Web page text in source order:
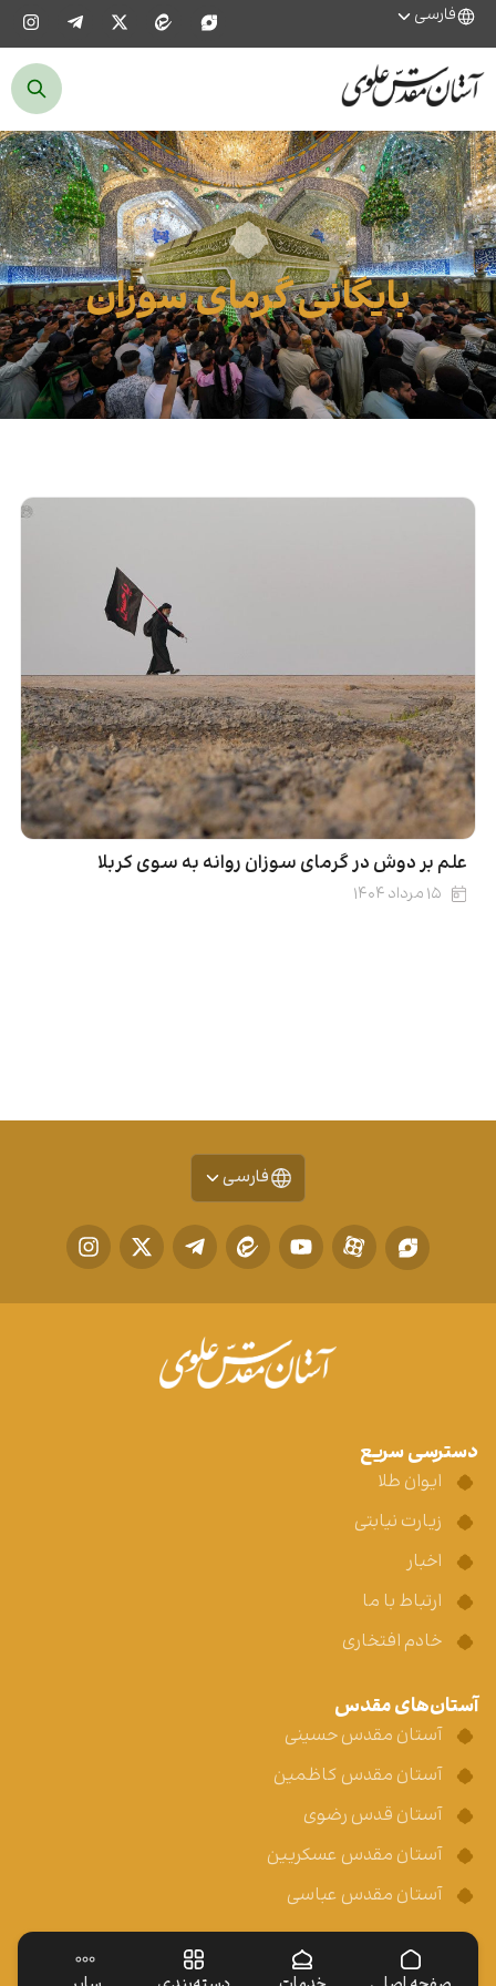
فارسی
بایگانی گرمای سوزان
علم بر دوش در گرمای سوزان روانه به سوی کربلا
۱۵ مرداد ۱۴۰۴
فارسی
دسترسی سریع
ایوان طلا
زیارت نیابتی
اخبار
ارتباط با ما
خادم افتخاری
آستان‌های مقدس
آستان مقدس حسینی
آستان مقدس کاظمین
آستان قدس رضوی
آستان مقدس عسکریین
آستان مقدس عباسی